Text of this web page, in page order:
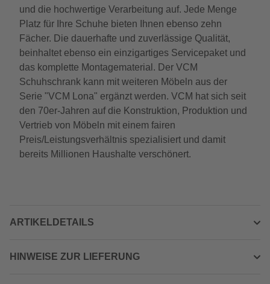
und die hochwertige Verarbeitung auf. Jede Menge
Platz für Ihre Schuhe bieten Ihnen ebenso zehn
Fächer. Die dauerhafte und zuverlässige Qualität,
beinhaltet ebenso ein einzigartiges Servicepaket und
das komplette Montagematerial. Der VCM
Schuhschrank kann mit weiteren Möbeln aus der
Serie "VCM Lona" ergänzt werden. VCM hat sich seit
den 70er-Jahren auf die Konstruktion, Produktion und
Vertrieb von Möbeln mit einem fairen
Preis/Leistungsverhältnis spezialisiert und damit
bereits Millionen Haushalte verschönert.
ARTIKELDETAILS
HINWEISE ZUR LIEFERUNG